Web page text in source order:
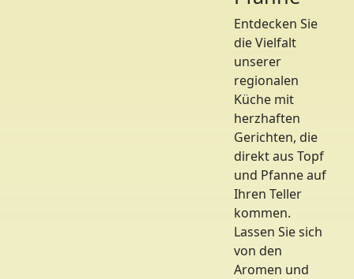
Entdecken Sie
die Vielfalt
unserer
regionalen
Küche mit
herzhaften
Gerichten, die
direkt aus Topf
und Pfanne auf
Ihren Teller
kommen.
Lassen Sie sich
von den
Aromen und